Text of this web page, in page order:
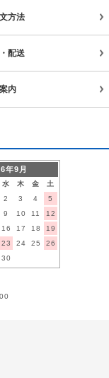
方法
配送
内
年9月
水 木 金
土
2 3 4
5
9 10 11
12
16 17 18
19
23 24 25
26
30